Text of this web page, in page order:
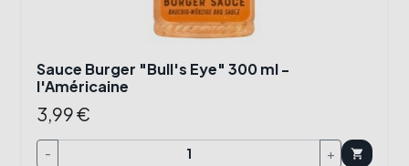
Sauce Burger "Bull's Eye" 300 ml -
l'Américaine
3,99 €
- + shopping_cart